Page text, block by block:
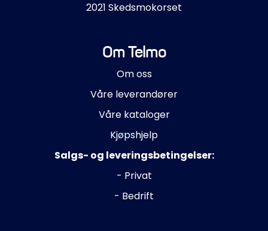
2021 Skedsmokorset
Om Telmo
Om oss
Våre leverandører
Våre kataloger
Kjøpshjelp
Salgs- og leveringsbetingelser:
- Privat
- Bedrift